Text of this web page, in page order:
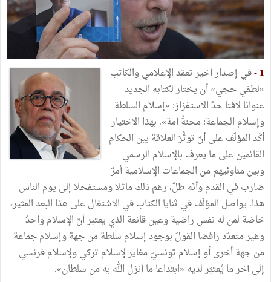
1 - في إصدار أخير تعمّد الإعلامي والكاتب
«لطفي حجي» أن يختار لكتابه الجديد
عنوانا لافتا حدَّ الاستفزاز: «إسلام السلطة
وإسلام الجماعة: محنةُ أمة». بهذا الاختيار
أكّد المؤلّف على أنّ توتُّرَ العلاقة بين الحكام
القائمين على ما يعرف بالإسلام الرسمي
وبين مناوئيهم من الجماعات الإسلامية أمرٌ
ضارب في القدم وأنّه ظلّ، رغم ذلك ماثلا ومستفحلا إلى يوم الناس
هذا. يواصل المؤلّف في ثنايا الكتاب في الاشتغال على هذا البعد المثير،
خاصّة لمن له نفس راضية وعين قانعة الذي يعتبر أنّ الإسلام واحدٌ
وغير متعدّد رافضا القولَ بوجود إسلام سلطة من جهة وإسلام جماعة
من جهة أخرى أو إسلام تونسيّ مغاير لإسلام تركي ولإسلام فرنسي
إلى آخر ما يُعتبَر لديه «ابتداعا ما أنزل الله به من سلطان».